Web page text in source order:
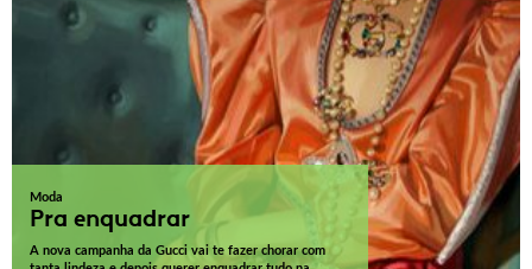
Moda
Pra enquadrar
A nova campanha da Gucci vai te fazer chorar com